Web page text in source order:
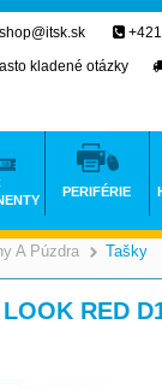
A Púzdra Tašky
RED
kladené otázky
PERIFÉRIE